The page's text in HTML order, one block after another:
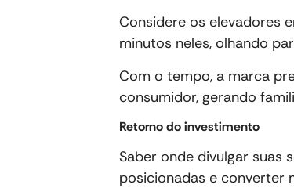
Considere os elevadores
minutos neles, olhando
Com o tempo, a marca
consumidor, gerando
Retorno do investimento
Saber onde divulgar suas
posicionadas e converter